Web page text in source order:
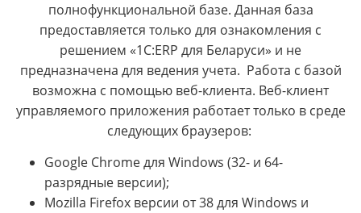
полнофункциональной базе. Данная база
предоставляется только для ознакомления c
решением «1С:ERP для Беларуси» и не
предназначена для ведения учета. Работа с базой
возможна с помощью веб-клиента. Веб-клиент
управляемого приложения работает только в среде
следующих браузеров:
Google Chrome для Windows (32- и 64-
разрядные версии);
Mozilla Firefox версии от 38 для Windows и